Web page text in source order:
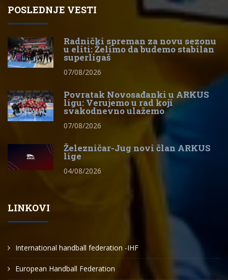
POSLEDNJE VESTI
Radnički spreman za novu sezonu
u eliti: Želimo da budemo stabilan
superligaš
07/08/2026
Povratak Novosađanki u ARKUS
ligu: Verujemo u rad koji
svakodnevno ulažemo
07/08/2026
Železničar-Jug novi član ARKUS
lige
04/08/2026
LINKOVI
International handball federation -IHF
European Handball Federation